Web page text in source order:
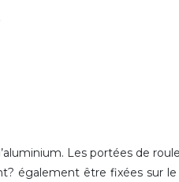
Les portées de
également être fixées sur